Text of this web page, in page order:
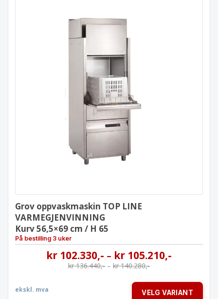
Grov oppvaskmaskin TOP LINE
VARMEGJENVINNING
Kurv 56,5×69 cm / H 65
Grov oppvaskmaskin TOP LINE
VARMEGJENVINNING
Kurv 56,5×69 cm / H 65
På bestilling 3 uker
kr 102.330,- – kr 105.210,-
kr136.440,- – kr140.280,-
ekskl. mva VELG VARIANT